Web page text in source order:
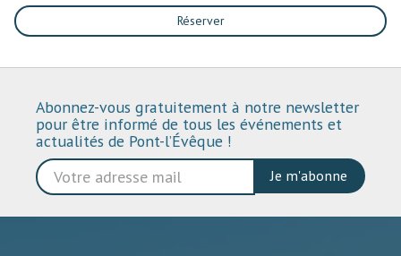
Réserver
Abonnez-vous gratuitement à notre newsletter
pour être informé de tous les événements et
actualités de Pont-l’Évêque !
Je m'abonne